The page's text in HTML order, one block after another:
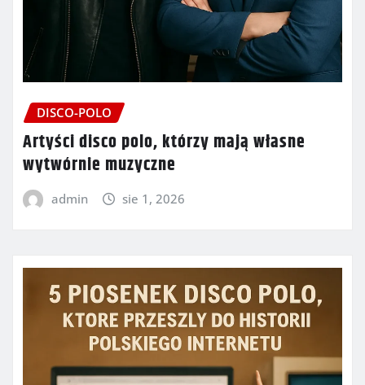
DISCO-POLO
Artyści disco polo, którzy mają własne
wytwórnie muzyczne
admin sie 1, 2026